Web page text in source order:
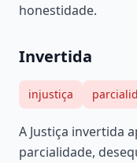
honestidade.
Invertida
injustiça
A Justiça invertida
parcialidade,